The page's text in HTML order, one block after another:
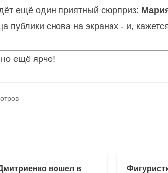
ещё один приятный сюрприз:
публики снова на экранах - и,
ещё ярче!
вошел в